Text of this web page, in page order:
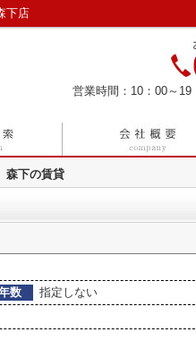
下店
営業時間：10：00～19
森下の賃貸
数
指定しない